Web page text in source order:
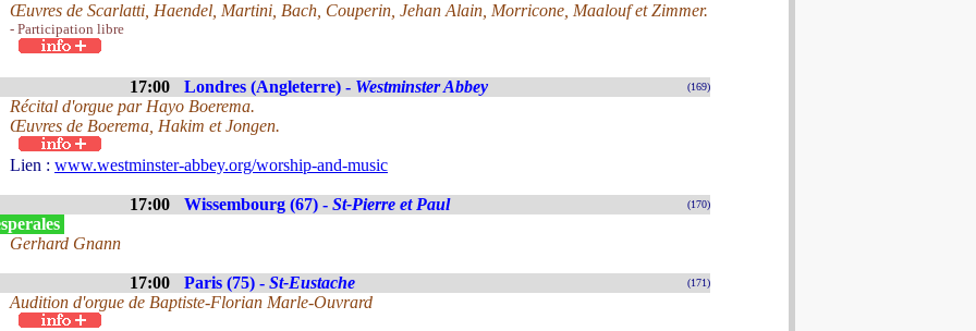
Œuvres de Scarlatti, Haendel, Martini, Bach, Couperin, Jehan Alain, Morricone, Maalouf et Zimmer.
- Participation libre
17:00 Londres (Angleterre) - Westminster Abbey (169)
Récital d'orgue par Hayo Boerema.
Œuvres de Boerema, Hakim et Jongen.
Lien : www.westminster-abbey.org/worship-and-music
17:00 Wissembourg (67) - St-Pierre et Paul (170)
Gerhard Gnann
17:00 Paris (75) - St-Eustache (171)
Audition d'orgue de Baptiste-Florian Marle-Ouvrard